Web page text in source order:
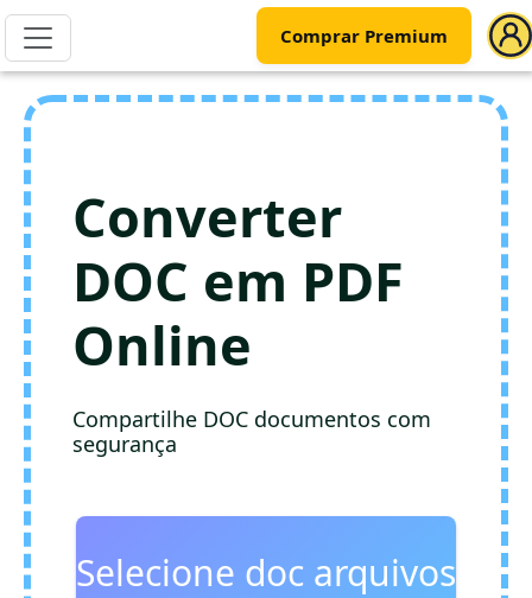
Comprar Premium
Converter
DOC em PDF
Online
Compartilhe DOC documentos com
segurança
Selecione doc arquivos